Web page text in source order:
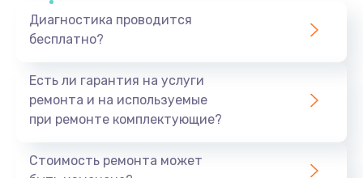
Заказать
1440 руб.
Диагностика проводится
бесплатно?
Есть ли гарантия на услуги
ремонта и на используемые
при ремонте комплектующие?
Стоимость ремонта может